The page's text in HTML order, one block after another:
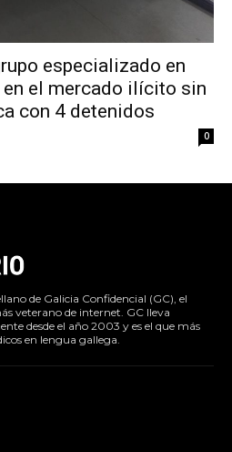
especializado en
el mercado ilícito sin
con 4 detenidos
0
de Galicia Confidencial (GC), el
veterano de internet. GC lleva
desde el año 2003 y es el que más
en lengua gallega.